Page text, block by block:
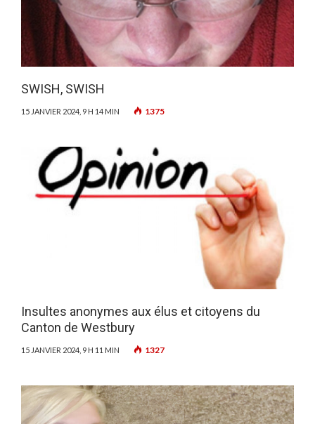
SWISH, SWISH
15 JANVIER 2024, 9 H 14 MIN 1375
Insultes anonymes aux élus et citoyens du
Canton de Westbury
15 JANVIER 2024, 9 H 11 MIN 1327